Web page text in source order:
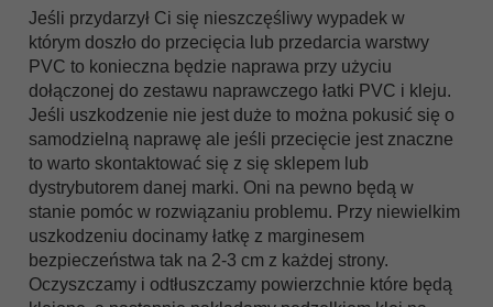
Jeśli przydarzył Ci się nieszczęśliwy wypadek w
którym doszło do przecięcia lub przedarcia warstwy
PVC to konieczna będzie naprawa przy użyciu
dołączonej do zestawu naprawczego łatki PVC i kleju.
Jeśli uszkodzenie nie jest duże to można pokusić się o
samodzielną naprawę ale jeśli przecięcie jest znaczne
to warto skontaktować się z się sklepem lub
dystrybutorem danej marki. Oni na pewno będą w
stanie pomóc w rozwiązaniu problemu. Przy niewielkim
uszkodzeniu docinamy łatkę z marginesem
bezpieczeństwa tak na 2-3 cm z każdej strony.
Oczyszczamy i odtłuszczamy powierzchnie które będą